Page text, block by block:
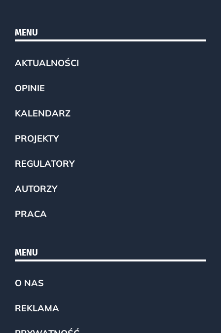
MENU
AKTUALNOŚCI
OPINIE
KALENDARZ
PROJEKTY
REGULATORY
AUTORZY
PRACA
MENU
O NAS
REKLAMA